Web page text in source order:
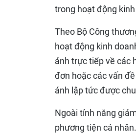
trong hoạt động
Theo Bộ Công
hoạt động kinh
ánh trực tiếp về các
đơn hoặc các vấn
ánh lập tức được
Ngoài tính năng
phương tiện cá